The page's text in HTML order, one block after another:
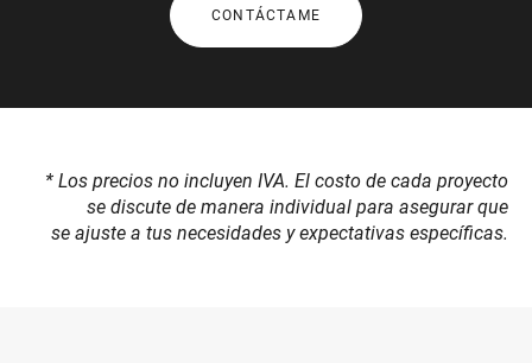
CONTÁCTAME
* Los precios no incluyen IVA. El costo de cada proyecto
se discute de manera individual para asegurar que
se ajuste a tus necesidades y expectativas específicas.